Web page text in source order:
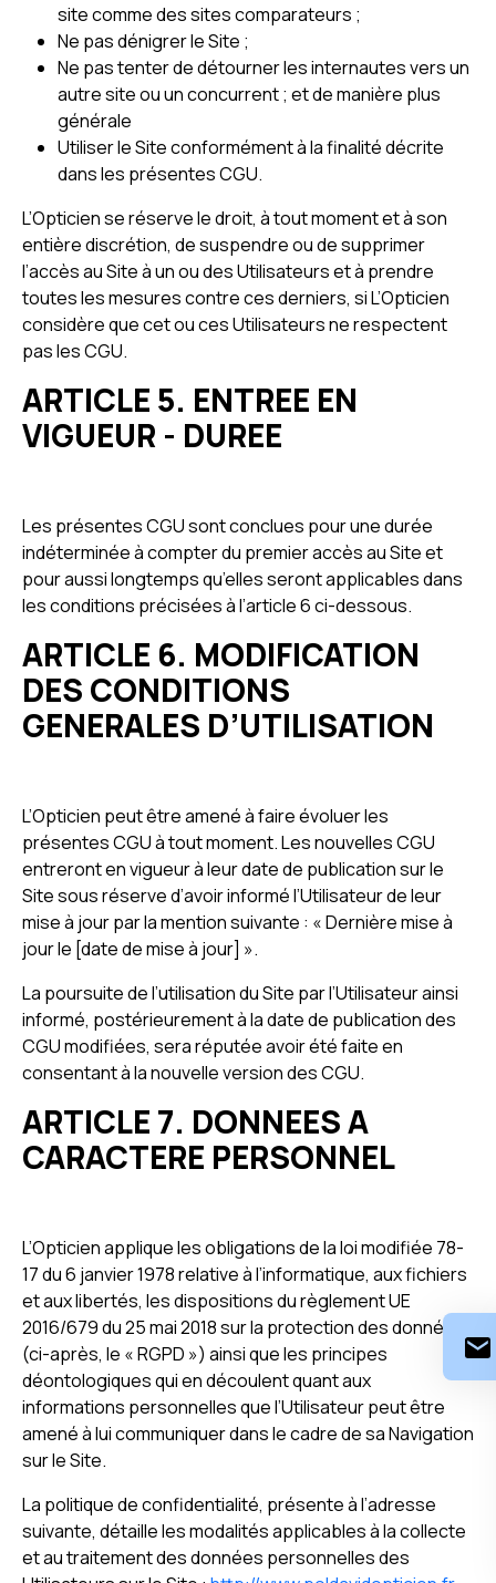
site comme des sites comparateurs ;
Ne pas dénigrer le Site ;
Ne pas tenter de détourner les internautes vers un
autre site ou un concurrent ; et de manière plus
générale
Utiliser le Site conformément à la finalité décrite
dans les présentes CGU.
L’Opticien se réserve le droit, à tout moment et à son
entière discrétion, de suspendre ou de supprimer
l’accès au Site à un ou des Utilisateurs et à prendre
toutes les mesures contre ces derniers, si L’Opticien
considère que cet ou ces Utilisateurs ne respectent
pas les CGU.
ARTICLE 5. ENTREE EN
VIGUEUR - DUREE
Les présentes CGU sont conclues pour une durée
indéterminée à compter du premier accès au Site et
pour aussi longtemps qu’elles seront applicables dans
les conditions précisées à l’article 6 ci-dessous.
ARTICLE 6. MODIFICATION
DES CONDITIONS
GENERALES D’UTILISATION
L’Opticien peut être amené à faire évoluer les
présentes CGU à tout moment. Les nouvelles CGU
entreront en vigueur à leur date de publication sur le
Site sous réserve d’avoir informé l’Utilisateur de leur
mise à jour par la mention suivante : « Dernière mise à
jour le [date de mise à jour] ».
La poursuite de l’utilisation du Site par l’Utilisateur ainsi
informé, postérieurement à la date de publication des
CGU modifiées, sera réputée avoir été faite en
consentant à la nouvelle version des CGU.
ARTICLE 7. DONNEES A
CARACTERE PERSONNEL
L’Opticien applique les obligations de la loi modifiée 78-
17 du 6 janvier 1978 relative à l’informatique, aux fichiers
et aux libertés, les dispositions du règlement UE
2016/679 du 25 mai 2018 sur la protection des données
(ci-après, le « RGPD ») ainsi que les principes
déontologiques qui en découlent quant aux
informations personnelles que l’Utilisateur peut être
amené à lui communiquer dans le cadre de sa Navigation
sur le Site.
La politique de confidentialité, présente à l’adresse
suivante, détaille les modalités applicables à la collecte
et au traitement des données personnelles des